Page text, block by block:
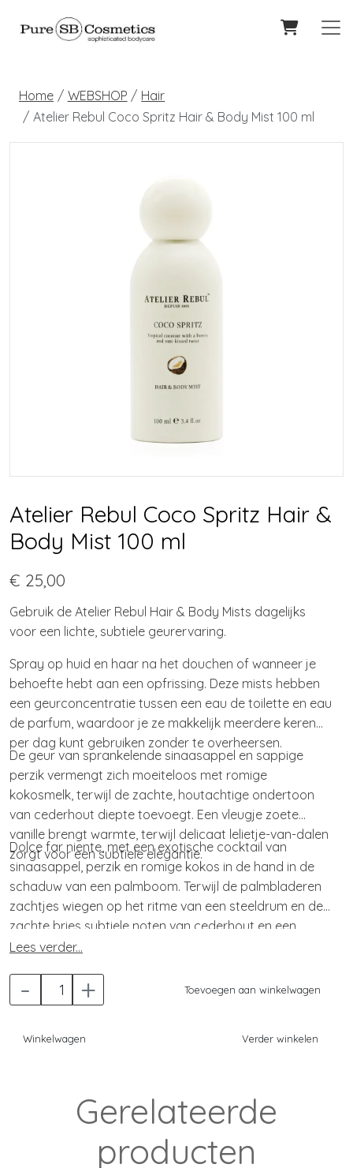
Home WEBSHOP
Hair
Atelier Rebul Coco Spritz Hair & Body Mist 100 ml
Atelier Rebul Coco Spritz Hair &
Body Mist 100 ml
€ 25,00
Gebruik de Atelier Rebul Hair & Body Mists dagelijks
voor een lichte, subtiele geurervaring.
Spray op huid en haar na het douchen of wanneer je
behoefte hebt aan een opfrissing. Deze mists hebben
een geurconcentratie tussen een eau de toilette en eau
de parfum, waardoor je ze makkelijk meerdere keren
per dag kunt gebruiken zonder te overheersen.
De geur van sprankelende sinaasappel en sappige
perzik vermengt zich moeiteloos met romige
kokosmelk, terwijl de zachte, houtachtige ondertoon
van cederhout diepte toevoegt. Een vleugje zoete
vanille brengt warmte, terwijl delicaat lelietje-van-dalen
zorgt voor een subtiele elegantie.
Dolce far niente, met een exotische cocktail van
sinaasappel, perzik en romige kokos in de hand in de
schaduw van een palmboom. Terwijl de palmbladeren
zachtjes wiegen op het ritme van een steeldrum en de
zachte bries subtiele noten van cederhout en een
vleugje bloemig lelietje-van-dalen draagt, voel je diepe
Lees verder...
- + Toevoegen aan winkelwagen
Winkelwagen Verder winkelen
Gerelateerde
producten